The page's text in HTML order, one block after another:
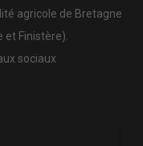
agricole de Bretagne
et Finistère).
sociaux